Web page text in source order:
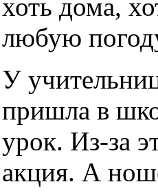
хоть дома,
любую
У
пришла в
урок. Из-за
акция. А